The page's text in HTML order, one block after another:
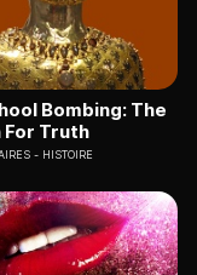
Bombing: The
For Truth
HISTOIRE